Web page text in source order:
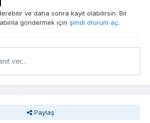
ve daha sonra kayıt olabilirsin. Bir
göndermek için şimdi oturum aç.
ver...
Paylaş